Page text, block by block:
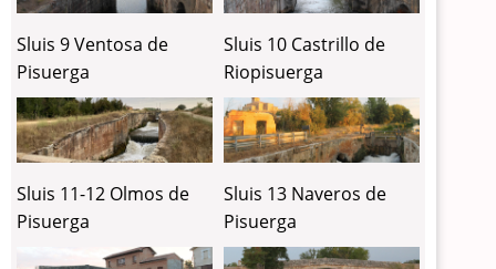
Sluis 9 Ventosa de
Pisuerga
Sluis 10 Castrillo de
Riopisuerga
Sluis 11-12 Olmos de
Pisuerga
Sluis 13 Naveros de
Pisuerga